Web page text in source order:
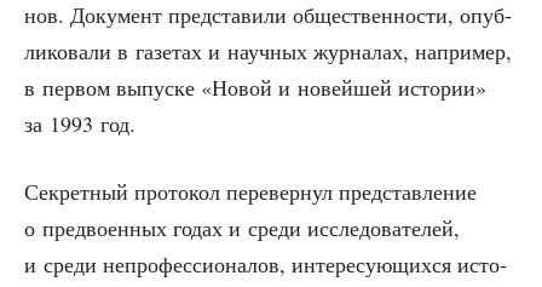
нов. Доку­мент пред­ста­ви­ли обще­ствен­но­сти, опуб­
ли­ко­ва­ли в газе­тах и науч­ных жур­на­лах, напри­мер,
в пер­вом выпус­ке «Новой и новей­шей исто­рии»
за 1993 год.
Сек­рет­ный про­то­кол пере­вер­нул пред­став­ле­ние
о пред­во­ен­ных годах и сре­ди иссле­до­ва­те­лей,
и сре­ди непро­фес­си­о­на­лов, инте­ре­су­ю­щих­ся исто­